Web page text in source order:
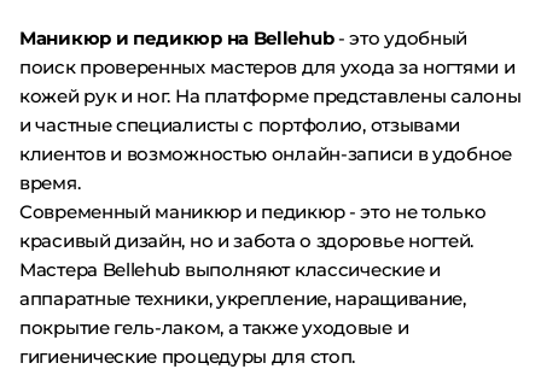
Маникюр и педикюр на Bellehub- это удобный
поиск проверенных мастеров для ухода за ногтями и
кожей рук и ног. На платформе представлены салоны
и частные специалисты с портфолио, отзывами
клиентов и возможностью онлайн-записи в удобное
время.
Современный маникюр и педикюр - это не только
красивый дизайн, но и забота о здоровье ногтей.
Мастера Bellehub выполняют классические и
аппаратные техники, укрепление, наращивание,
покрытие гель-лаком, а также уходовые и
гигиенические процедуры для стоп.